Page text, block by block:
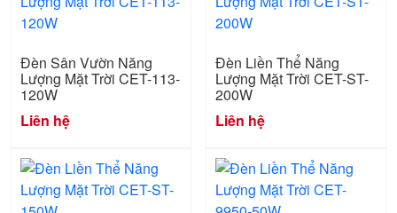
Đèn Sân Vườn Năng
Lượng Mặt Trời CET-113-
120W
Liên hệ
Đèn Liền Thể Năng
Lượng Mặt Trời CET-ST-
200W
Liên hệ